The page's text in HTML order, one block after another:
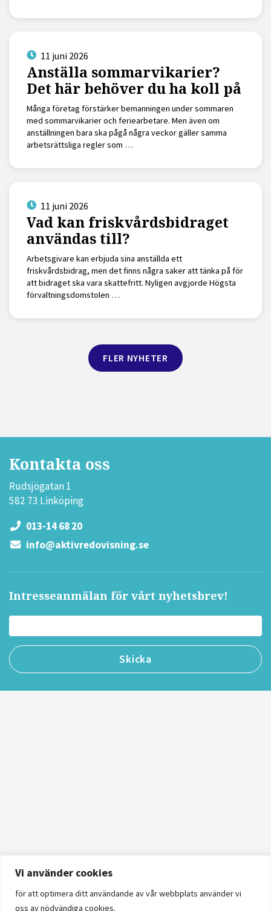
Vi använder cookies
för att optimera ditt användande av vår webbplats använder vi
oss av nödvändiga cookies.
11 juni 2026
Anställa sommarvikarier?
Det här behöver du ha koll på
Många företag förstärker bemanningen under sommaren
med sommarvikarier och feriearbetare. Men även om
anställningen bara ska pågå några veckor gäller samma
arbetsrättsliga regler som …
11 juni 2026
Vad kan friskvårdsbidraget
användas till?
Arbetsgivare kan erbjuda sina anställda ett
friskvårdsbidrag, men det finns några saker att tänka på för
att bidraget ska vara skattefritt. Nyligen avgjorde Högsta
förvaltningsdomstolen …
FLER NYHETER
Kontakta oss
Rudsjögatan 1
582 73 Linköping
013-14 68 20
info@aktivredovisning.se
Intresseanmälan för vårt nyhetsbrev!